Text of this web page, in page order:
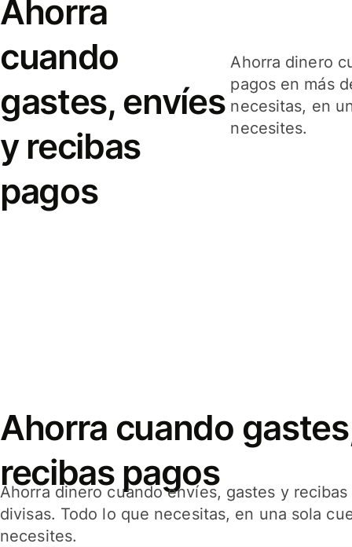
Ahorra
cuando
gastes, envíes
y recibas
pagos
Ahorra dinero
pagos en más
necesitas, en
necesites.
Ahorra cuando
recibas pagos
Ahorra dinero cuando envíes, gastes y
divisas. Todo lo que necesitas, en una sola
necesites.